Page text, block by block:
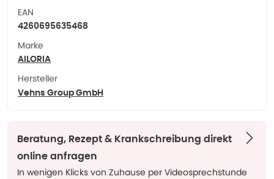
EAN
4260695635468
Marke
AILORIA
Hersteller
Vehns Group GmbH
Beratung, Rezept & Krankschreibung direkt
online anfragen
In wenigen Klicks von Zuhause per Videosprechstunde